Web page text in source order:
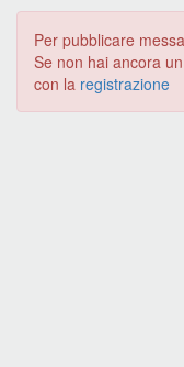
Per pubblicare
Se non hai ancora
con la registrazione